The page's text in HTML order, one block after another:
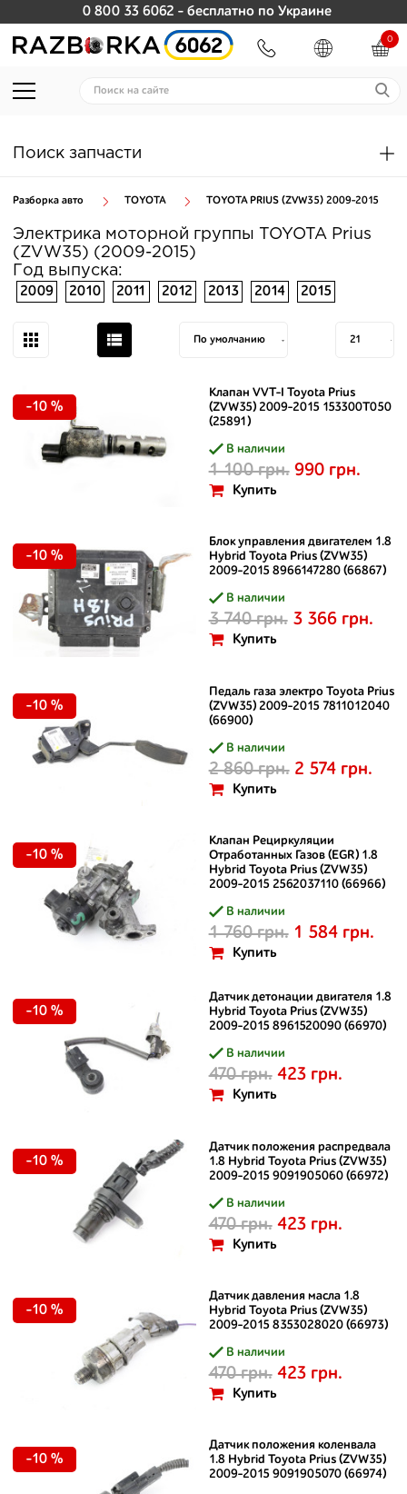
0 800 33 6062 - бесплатно по Украине
0
Поиск запчасти
Разборка авто TOYOTA TOYOTA PRIUS (ZVW35) 2009-2015
Электрика моторной группы TOYOTA Prius
(ZVW35) (2009-2015)
Год выпуска:
2009
2010 2011 2012 2013 2014 2015
Клапан VVT-I Toyota Prius
(ZVW35) 2009-2015 153300T050
(25891)
В наличии
1 100 грн. 990 грн.
Купить
-10 %
Блок управления двигателем 1.8
Hybrid Toyota Prius (ZVW35)
2009-2015 8966147280 (66867)
В наличии
3 740 грн. 3 366 грн.
Купить
-10 %
Педаль газа электро Toyota Prius
(ZVW35) 2009-2015 7811012040
(66900)
В наличии
2 860 грн. 2 574 грн.
Купить
-10 %
Клапан Рециркуляции
Отработанных Газов (EGR) 1.8
Hybrid Toyota Prius (ZVW35)
2009-2015 2562037110 (66966)
В наличии
1 760 грн. 1 584 грн.
Купить
-10 %
Датчик детонации двигателя 1.8
Hybrid Toyota Prius (ZVW35)
2009-2015 8961520090 (66970)
В наличии
470 грн. 423 грн.
Купить
-10 %
Датчик положения распредвала
1.8 Hybrid Toyota Prius (ZVW35)
2009-2015 9091905060 (66972)
В наличии
470 грн. 423 грн.
Купить
-10 %
Датчик давления масла 1.8
Hybrid Toyota Prius (ZVW35)
2009-2015 8353028020 (66973)
В наличии
470 грн. 423 грн.
Купить
-10 %
Датчик положения коленвала
1.8 Hybrid Toyota Prius (ZVW35)
2009-2015 9091905070 (66974)
-10 %